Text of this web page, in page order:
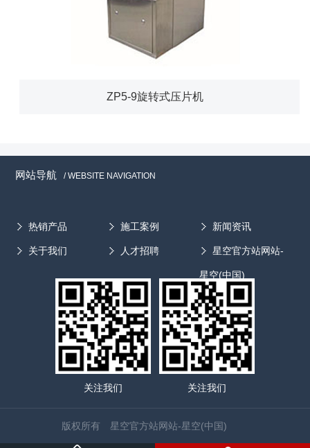
ZP5-9旋转式压片机
网站导航 / WEBSITE NAVIGATION
热销产品 施工案例 新闻资讯
关于我们 人才招聘 星空官方站网站-
星空(中国)
关注我们 关注我们
版权所有 星空官方站网站-星空(中国)